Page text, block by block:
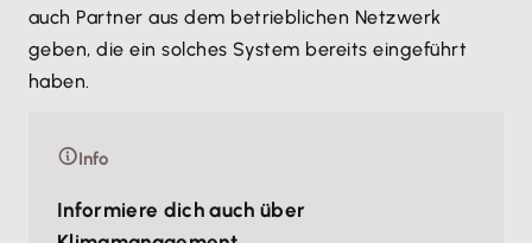
auch Partner aus dem betrieblichen Netzwerk
geben, die ein solches System bereits eingeführt
haben.
Info
Informiere dich auch über